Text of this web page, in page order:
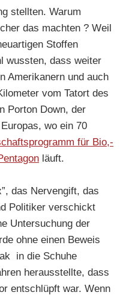
stellten. Warum
das machten ? Weil
Stoffen
wussten, dass weiter
Amerikanern und auch
vom Tatort des
Porton Down, der
wo ein 70
für Bio,-
läuft.
das Nervengift, das
Politiker verschickt
Untersuchung der
ohne einen Beweis
in die Schuhe
herausstellte, dass
entschlüpft war. Wenn